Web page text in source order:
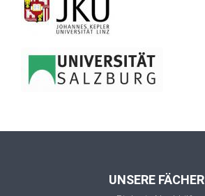
UNSERE FÄCHER